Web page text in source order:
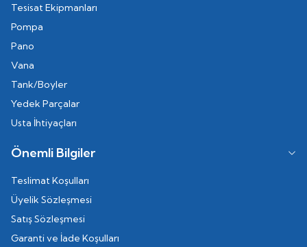
Tesisat Ekipmanları
Pompa
Pano
Vana
Tank/Boyler
Yedek Parçalar
Usta İhtiyaçları
Önemli Bilgiler
Teslimat Koşulları
Üyelik Sözleşmesi
Satış Sözleşmesi
Garanti ve İade Koşulları